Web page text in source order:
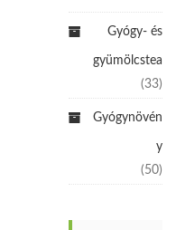
Gyógy- és
gyümölcstea
(33)
Gyógynövén
y
(50)